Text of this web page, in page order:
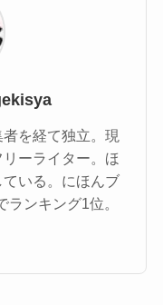
を経て独立。現
ーライター。ほ
いる。にほんブ
ンキング1位。